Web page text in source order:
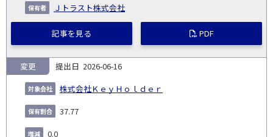
Ｊトラスト株式会社
記事を見る PDF
2026-06-16
株式会社ＫｅｙＨｏｌｄｅｒ
変更
37.77
0.0